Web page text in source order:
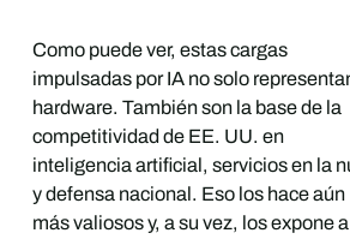
Como puede ver, estas cargas
impulsadas por IA no solo
hardware. También son la base de la
competitividad de EE. UU. en
inteligencia artificial, servicios en la
y defensa nacional. Eso los hace aún
más valiosos y, a su vez, los expone a